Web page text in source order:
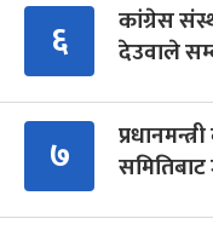
६
कांग्रेस
देउवाले
७